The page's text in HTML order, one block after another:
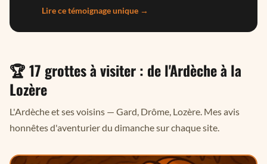
Lire ce témoignage unique →
🏆 17 grottes à visiter : de l'Ardèche à la
Lozère
L'Ardèche et ses voisins — Gard, Drôme, Lozère. Mes avis
honnêtes d'aventurier du dimanche sur chaque site.